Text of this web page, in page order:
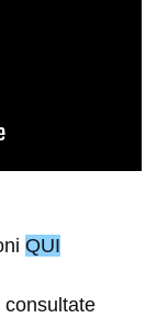
QUI
consultate